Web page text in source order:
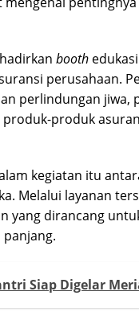
booth
perusahaan.
perlindungan jiwa,
produk
kegiatan itu
Melalui layanan
yang dirancang
Siap Digelar